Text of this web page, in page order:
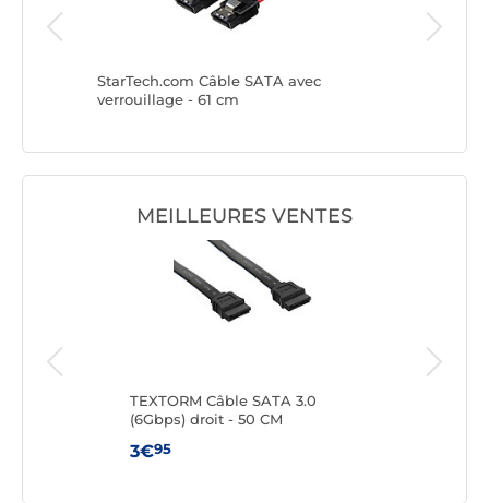
StarTech.com Câble SATA avec
verrouillage - 61 cm
MEILLEURES VENTES
TEXTORM Câble SATA 3.0
(6Gbps) droit - 50 CM
3€95